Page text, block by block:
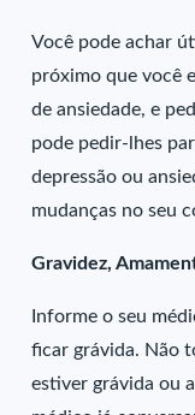
Você pode achar
próximo que você
de ansiedade, e
pode pedir-lhes
depressão ou
mudanças no seu
Gravidez,
Informe o seu
ficar grávida. Não
estiver grávida ou